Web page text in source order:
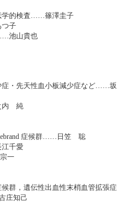
学的検査……篠澤圭子
子
池山貴也
・先天性血小板減少症など……坂
内 純
症候群……日笠 聡
千愛
一
群，遺伝性出血性末梢血管拡張症
庄知己